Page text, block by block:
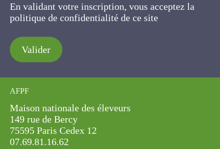
En validant votre inscription, vous acceptez la
politique de confidentialité de ce site
Valider
AFPF
Maison nationale des éleveurs
149 rue de Bercy
75595 Paris Cedex 12
07.69.81.16.62